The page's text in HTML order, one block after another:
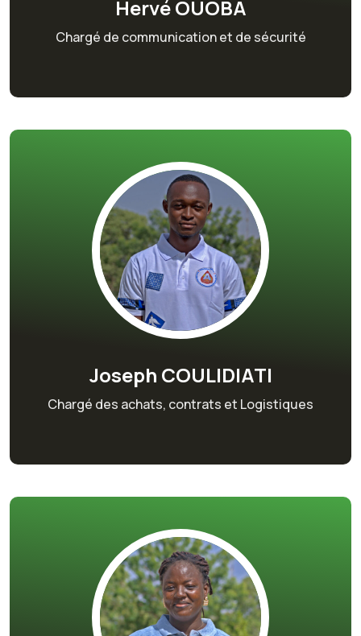
Hervé OUOBA
Chargé de communication et de sécurité
Joseph COULIDIATI
Chargé des achats, contrats et Logistiques